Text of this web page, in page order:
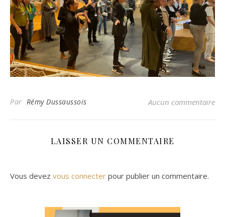
Par Rémy Dussaussois Aucun commentaire
LAISSER UN COMMENTAIRE
Vous devez vous connecter pour publier un commentaire.